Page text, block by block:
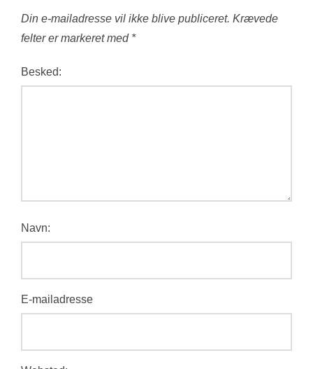
Din e-mailadresse vil ikke blive publiceret. Krævede
felter er markeret med *
Besked:
Navn:
E-mailadresse